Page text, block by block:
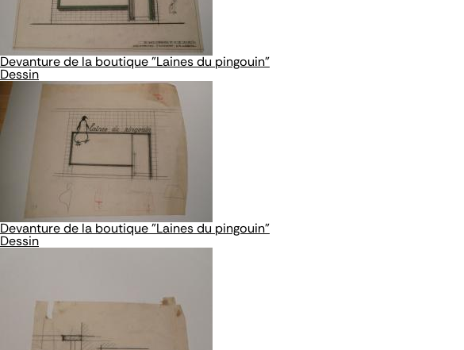
Devanture de la boutique "Laines du pingouin"
Dessin
Devanture de la boutique "Laines du pingouin"
Dessin